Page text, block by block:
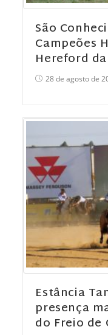
São
Campeões
Hereford
28 de agosto de
Estância
presença
do Freio de